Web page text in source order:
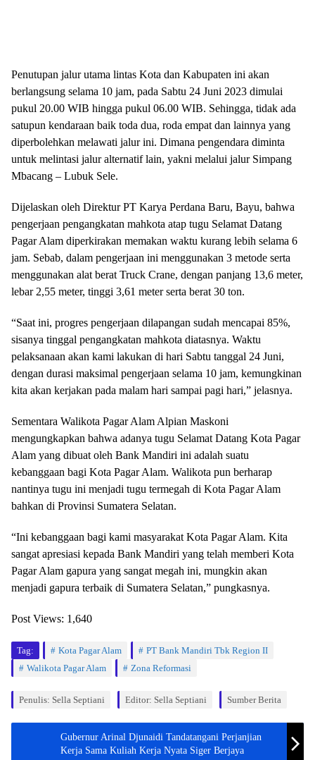
Penutupan jalur utama lintas Kota dan Kabupaten ini akan
berlangsung selama 10 jam, pada Sabtu 24 Juni 2023 dimulai
pukul 20.00 WIB hingga pukul 06.00 WIB. Sehingga, tidak ada
satupun kendaraan baik toda dua, roda empat dan lainnya yang
diperbolehkan melawati jalur ini. Dimana pengendara diminta
untuk melintasi jalur alternatif lain, yakni melalui jalur Simpang
Mbacang – Lubuk Sele.
Dijelaskan oleh Direktur PT Karya Perdana Baru, Bayu, bahwa
pengerjaan pengangkatan mahkota atap tugu Selamat Datang
Pagar Alam diperkirakan memakan waktu kurang lebih selama 6
jam. Sebab, dalam pengerjaan ini menggunakan 3 metode serta
menggunakan alat berat Truck Crane, dengan panjang 13,6 meter,
lebar 2,55 meter, tinggi 3,61 meter serta berat 30 ton.
“Saat ini, progres pengerjaan dilapangan sudah mencapai 85%,
sisanya tinggal pengangkatan mahkota diatasnya. Waktu
pelaksanaan akan kami lakukan di hari Sabtu tanggal 24 Juni,
dengan durasi maksimal pengerjaan selama 10 jam, kemungkinan
kita akan kerjakan pada malam hari sampai pagi hari,” jelasnya.
Sementara Walikota Pagar Alam Alpian Maskoni
mengungkapkan bahwa adanya tugu Selamat Datang Kota Pagar
Alam yang dibuat oleh Bank Mandiri ini adalah suatu
kebanggaan bagi Kota Pagar Alam. Walikota pun berharap
nantinya tugu ini menjadi tugu termegah di Kota Pagar Alam
bahkan di Provinsi Sumatera Selatan.
“Ini kebanggaan bagi kami masyarakat Kota Pagar Alam. Kita
sangat apresiasi kepada Bank Mandiri yang telah memberi Kota
Pagar Alam gapura yang sangat megah ini, mungkin akan
menjadi gapura terbaik di Sumatera Selatan,” pungkasnya.
Post Views: 1,640
Tag: Kota Pagar Alam
PT Bank Mandiri Tbk Region II
Walikota Pagar Alam
Zona Reformasi
Penulis: Sella Septiani Editor: Sella Septiani Sumber Berita
Gubernur Arinal Djunaidi Tandatangani Perjanjian
Kerja Sama Kuliah Kerja Nyata Siger Berjaya